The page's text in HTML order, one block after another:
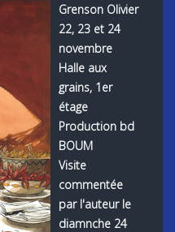
Grenson Olivier
22, 23 et 24
novembre
Halle aux
grains, 1er
étage
Production bd
BOUM
Visite
commentée
par l'auteur le
diamnche 24